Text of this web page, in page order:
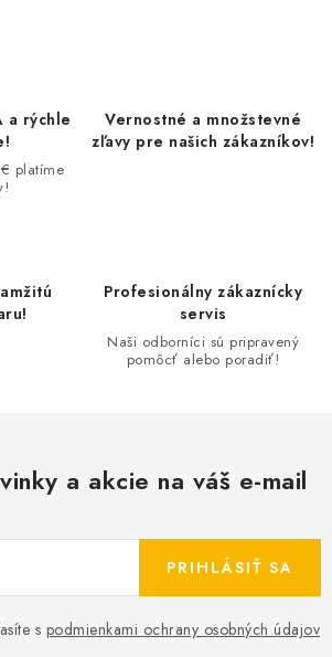
a rýchle
platíme
Vernostné a množstevné
zľavy pre našich zákazníkov!
Profesionálny zákaznícky
servis
Naši odborníci sú pripravený
pomôcť alebo poradiť!
a akcie na váš e-mail
s podmienkami ochrany osobných údajov
PRIHLÁSIŤ SA